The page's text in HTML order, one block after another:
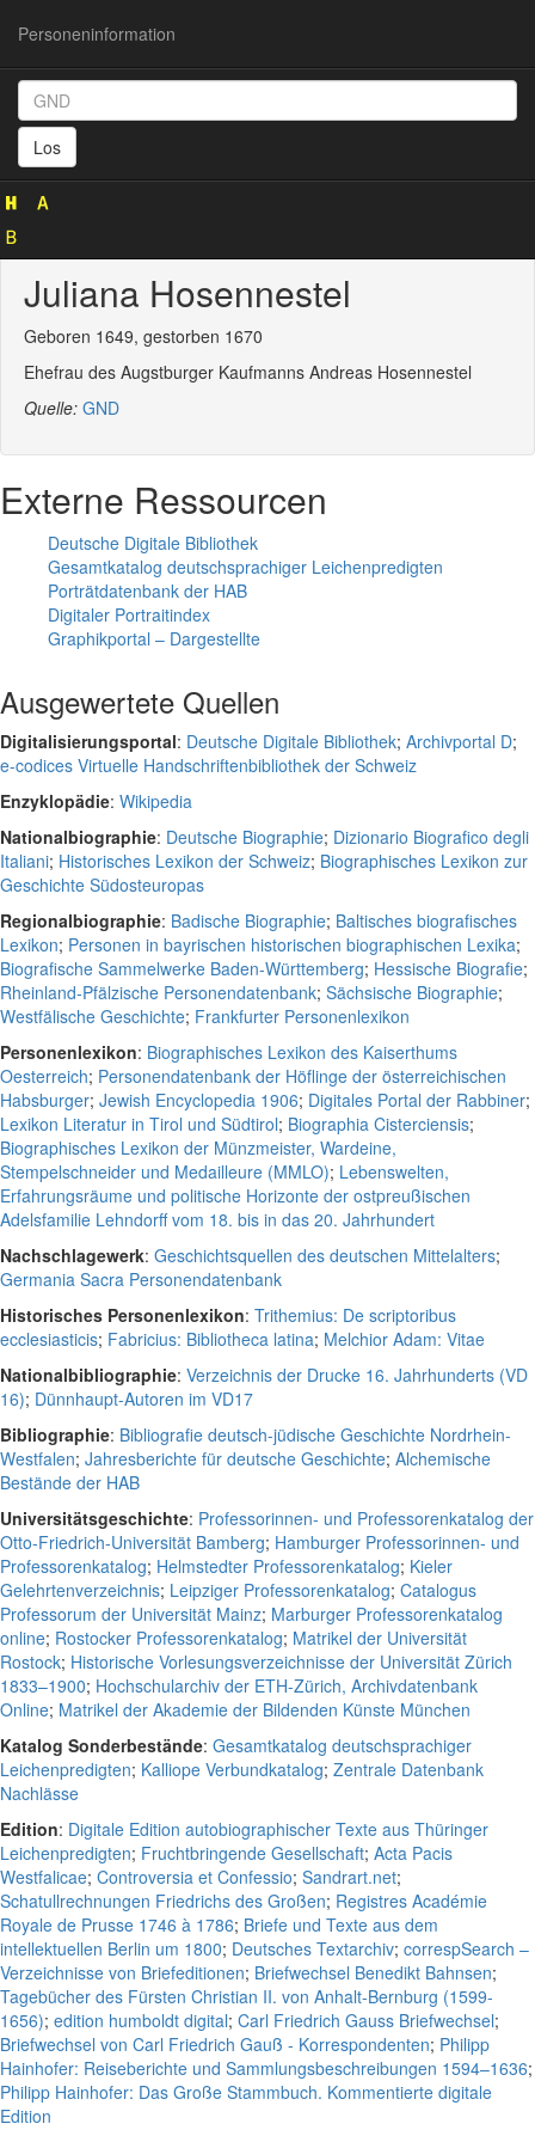
Personeninformation
Los
Personeninformation
123652049)
Juliana Hosennestel
Geboren 1649, gestorben 1670
Ehefrau des Augstburger Kaufmanns Andreas Hosennestel
Quelle: GND
Externe Ressourcen
Deutsche Digitale Bibliothek
Gesamtkatalog deutschsprachiger Leichenpredigten
Porträtdatenbank der HAB
Digitaler Portraitindex
Graphikportal – Dargestellte
Ausgewertete Quellen
Digitalisierungsportal: Deutsche Digitale Bibliothek; Archivportal D;
e-codices Virtuelle Handschriftenbibliothek der Schweiz
Enzyklopädie: Wikipedia
Nationalbiographie: Deutsche Biographie; Dizionario Biografico degli
Italiani; Historisches Lexikon der Schweiz; Biographisches Lexikon zur
Geschichte Südosteuropas
Regionalbiographie: Badische Biographie; Baltisches biografisches
Lexikon; Personen in bayrischen historischen biographischen Lexika;
Biografische Sammelwerke Baden-Württemberg; Hessische Biografie;
Rheinland-Pfälzische Personendatenbank; Sächsische Biographie;
Westfälische Geschichte; Frankfurter Personenlexikon
Personenlexikon: Biographisches Lexikon des Kaiserthums
Oesterreich; Personendatenbank der Höflinge der österreichischen
Habsburger; Jewish Encyclopedia 1906; Digitales Portal der Rabbiner;
Lexikon Literatur in Tirol und Südtirol; Biographia Cisterciensis;
Biographisches Lexikon der Münzmeister, Wardeine,
Stempelschneider und Medailleure (MMLO); Lebenswelten,
Erfahrungsräume und politische Horizonte der ostpreußischen
Adelsfamilie Lehndorff vom 18. bis in das 20. Jahrhundert
Nachschlagewerk: Geschichtsquellen des deutschen Mittelalters;
Germania Sacra Personendatenbank
Historisches Personenlexikon: Trithemius: De scriptoribus
ecclesiasticis; Fabricius: Bibliotheca latina; Melchior Adam: Vitae
Nationalbibliographie: Verzeichnis der Drucke 16. Jahrhunderts (VD
16); Dünnhaupt-Autoren im VD17
Bibliographie: Bibliografie deutsch-jüdische Geschichte Nordrhein-
Westfalen; Jahresberichte für deutsche Geschichte; Alchemische
Bestände der HAB
Universitätsgeschichte: Professorinnen- und Professorenkatalog der
Otto-Friedrich-Universität Bamberg; Hamburger Professorinnen- und
Professorenkatalog; Helmstedter Professorenkatalog; Kieler
Gelehrtenverzeichnis; Leipziger Professorenkatalog; Catalogus
Professorum der Universität Mainz; Marburger Professorenkatalog
online; Rostocker Professorenkatalog; Matrikel der Universität
Rostock; Historische Vorlesungsverzeichnisse der Universität Zürich
1833–1900; Hochschularchiv der ETH-Zürich, Archivdatenbank
Online; Matrikel der Akademie der Bildenden Künste München
Katalog Sonderbestände: Gesamtkatalog deutschsprachiger
Leichenpredigten; Kalliope Verbundkatalog; Zentrale Datenbank
Nachlässe
Edition: Digitale Edition autobiographischer Texte aus Thüringer
Leichenpredigten; Fruchtbringende Gesellschaft; Acta Pacis
Westfalicae; Controversia et Confessio; Sandrart.net;
Schatullrechnungen Friedrichs des Großen; Registres Académie
Royale de Prusse 1746 à 1786; Briefe und Texte aus dem
intellektuellen Berlin um 1800; Deutsches Textarchiv; correspSearch –
Verzeichnisse von Briefeditionen; Briefwechsel Benedikt Bahnsen;
Tagebücher des Fürsten Christian II. von Anhalt-Bernburg (1599-
1656); edition humboldt digital; Carl Friedrich Gauss Briefwechsel;
Briefwechsel von Carl Friedrich Gauß - Korrespondenten; Philipp
Hainhofer: Reiseberichte und Sammlungsbeschreibungen 1594–1636;
Philipp Hainhofer: Das Große Stammbuch. Kommentierte digitale
Edition